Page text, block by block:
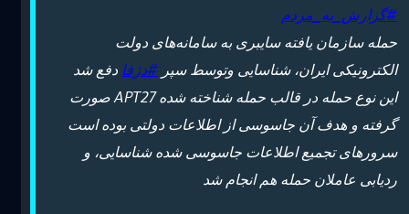
#گزارش_به_مردم
حمله سازمان یافته سایبری به سامانه‌های دولت
الکترونیکی ایران، شناسایی وتوسط سپر#دژفادفع شد
این نوع حمله در قالب حمله شناخته شده APT27 صورت
گرفته و هدف آن جاسوسی از اطلاعات دولتی بوده است
سرورهای تجمیع اطلاعات جاسوسی شده شناسایی، و
ردیابی عاملان حمله هم انجام شد